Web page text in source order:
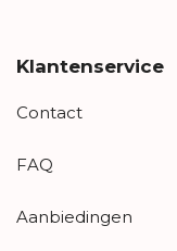
Klantenservice
Contact
FAQ
Aanbiedingen